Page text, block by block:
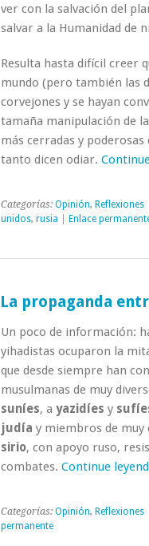
ver con la salvación del
salvar a la Humanidad de
Resulta hasta difícil creer
mundo (pero también las
corvejones y se hayan
tamaña manipulación de
más cerradas y
tanto dicen odiar.
Categorías: Opinión, Reflexiones|
unidos, rusia Enlace
La propaganda
Un poco de información:
yihadistas ocuparon la
que desde siempre han
musulmanas de muy
suníes, a yazidíes y
judía y miembros de muy
sirio, con apoyo ruso,
combates. Continue
Categorías: Opinión, Reflexiones|
permanente